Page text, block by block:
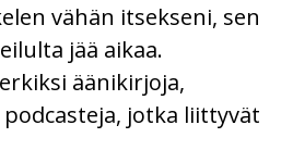
vähän itsekseni, sen
jää aikaa.
äänikirjoja,
jotka liittyvät